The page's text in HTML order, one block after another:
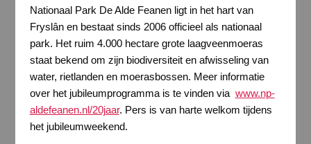
Nationaal Park De Alde Feanen ligt in het hart van
Fryslân en bestaat sinds 2006 officieel als nationaal
park. Het ruim 4.000 hectare grote laagveenmoeras
staat bekend om zijn biodiversiteit en afwisseling van
water, rietlanden en moerasbossen. Meer informatie
over het jubileumprogramma is te vinden via www.np-
aldefeanen.nl/20jaar. Pers is van harte welkom tijdens
het jubileumweekend.